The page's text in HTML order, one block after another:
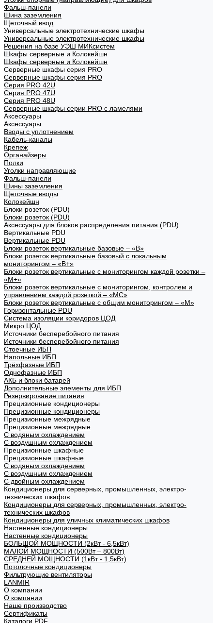
Фальш-панели
Шина заземления
Щеточный ввод
Универсальные электротехнические шкафы
Универсальные электротехнические шкафы
Решения на базе УЭШ МИКсистем
Шкафы серверные и Колокейшн
Шкафы серверные и Колокейшн
Серверные шкафы серия PRO
Серверные шкафы серия PRO
Серия PRO 42U
Серия PRO 47U
Серия PRO 48U
Серверные шкафы серии PRO с ламелями
Аксессуары
Аксессуары
Вводы с уплотнением
Кабель-каналы
Крепеж
Органайзеры
Полки
Уголки направляющие
Фальш-панели
Шины заземления
Щеточные вводы
Колокейшн
Блоки розеток (PDU)
Блоки розеток (PDU)
Аксессуары для блоков распределения питания (PDU)
Вертикальные PDU
Вертикальные PDU
Блоки розеток вертикальные базовые – «В»
Блоки розеток вертикальные базовый с локальным
мониторингом – «В+»
Блоки розеток вертикальные с мониторингом каждой розетки –
«М+»
Блоки розеток вертикальные с мониторингом, контролем и
управлением каждой розеткой – «МС»
Блоки розеток вертикальные с общим мониторингом – «М»
Горизонтальные PDU
Система изоляции коридоров ЦОД
Микро ЦОД
Источники бесперебойного питания
Источники бесперебойного питания
Стоечные ИБП
Напольные ИБП
Трёхфазные ИБП
Однофазные ИБП
АКБ и блоки батарей
Дополнительные элементы для ИБП
Резервирование питания
Прецизионные кондиционеры
Прецизионные кондиционеры
Прецизионные межрядные
Прецизионные межрядные
С водяным охлаждением
С воздушным охлаждением
Прецизионные шкафные
Прецизионные шкафные
С водяным охлаждением
С воздушным охлаждением
С двойным охлаждением
Кондиционеры для серверных, промышленных, электро-
технических шкафов
Кондиционеры для серверных, промышленных, электро-
технических шкафов
Кондиционеры для уличных климатических шкафов
Настенные кондиционеры
Настенные кондиционеры
БОЛЬШОЙ МОЩНОСТИ (2кВт - 6,5кВт)
МАЛОЙ МОЩНОСТИ (500Вт – 800Вт)
СРЕДНЕЙ МОЩНОСТИ (1кВт - 1,5кВт)
Потолочные кондиционеры
Фильтрующие вентиляторы
LANMIR
О компании
О компании
Наше производство
Сертификаты
Каталоги PDF